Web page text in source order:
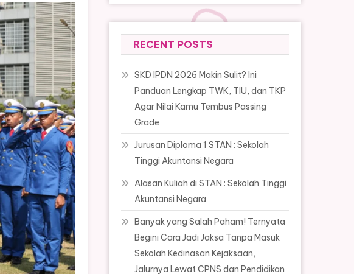
RECENT POSTS
SKD IPDN 2026 Makin Sulit? Ini
Panduan Lengkap TWK, TIU, dan TKP
Agar Nilai Kamu Tembus Passing
Grade
Jurusan Diploma 1 STAN : Sekolah
Tinggi Akuntansi Negara
Alasan Kuliah di STAN : Sekolah Tinggi
Akuntansi Negara
Banyak yang Salah Paham! Ternyata
Begini Cara Jadi Jaksa Tanpa Masuk
Sekolah Kedinasan Kejaksaan,
Jalurnya Lewat CPNS dan Pendidikan